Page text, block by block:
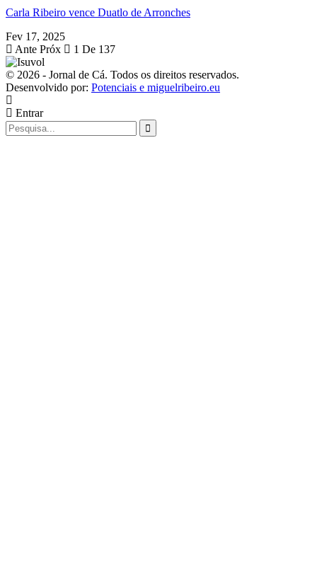
Carla Ribeiro vence Duatlo de Arronches
Fev 17, 2025
Ante Próx 1 De 137
© 2026 - Jornal de Cá. Todos os direitos reservados.
Desenvolvido por: Potenciais e miguelribeiro.eu
Entrar